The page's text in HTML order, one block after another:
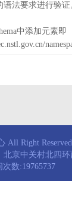
法要求进行验证
中添加元素即
Right
京中关村北四环
数:19765737